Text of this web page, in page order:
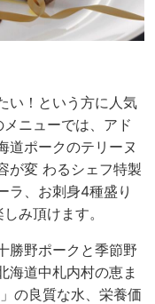
い！という方に人気
ニューでは、アド
道ポークのテリーヌ
が変 わるシェフ特製
、 お刺身4種盛り
しみ頂けます。
勝野ポークと季節野
海道中札内村の恵ま
の良質な水、栄養価